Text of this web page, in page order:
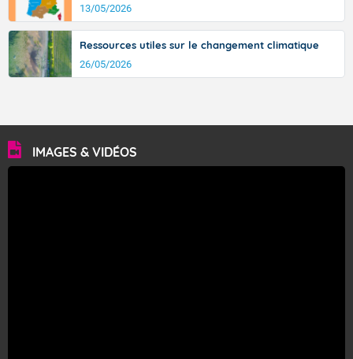
13/05/2026
Ressources utiles sur le changement climatique
26/05/2026
IMAGES & VIDÉOS